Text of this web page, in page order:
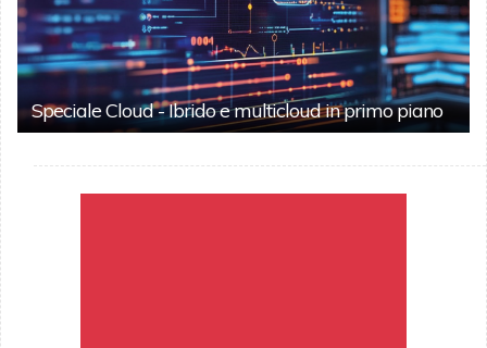
Speciale Cloud - Ibrido e multicloud in primo piano